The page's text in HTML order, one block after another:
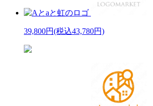
39,800円(税込43,780円)